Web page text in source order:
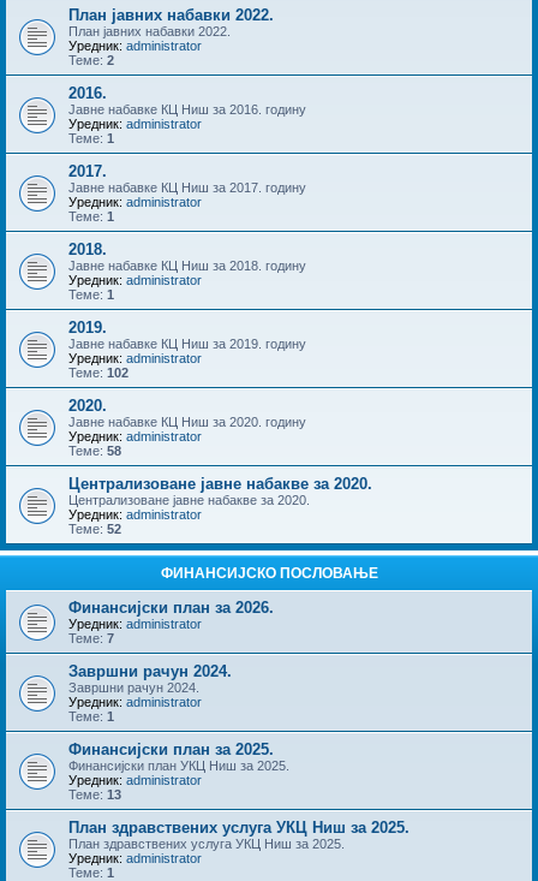
План јавних набавки 2022.
План јавних набавки 2022.
Уредник: administrator
Теме: 2
2016.
Јавне набавке КЦ Ниш за 2016. годину
Уредник: administrator
Теме: 1
2017.
Јавне набавке КЦ Ниш за 2017. годину
Уредник: administrator
Теме: 1
2018.
Јавне набавке КЦ Ниш за 2018. годину
Уредник: administrator
Теме: 1
2019.
Јавне набавке КЦ Ниш за 2019. годину
Уредник: administrator
Теме: 102
2020.
Јавне набавке КЦ Ниш за 2020. годину
Уредник: administrator
Теме: 58
Централизоване јавне набакве за 2020.
Централизоване јавне набакве за 2020.
Уредник: administrator
Теме: 52
ФИНАНСИЈСКО ПОСЛОВАЊЕ
Финансијски план за 2026.
Уредник: administrator
Теме: 7
Завршни рачун 2024.
Завршни рачун 2024.
Уредник: administrator
Теме: 1
Финансијски план за 2025.
Финансијски план УКЦ Ниш за 2025.
Уредник: administrator
Теме: 13
План здравствених услуга УКЦ Ниш за 2025.
План здравствених услуга УКЦ Ниш за 2025.
Уредник: administrator
Теме: 1